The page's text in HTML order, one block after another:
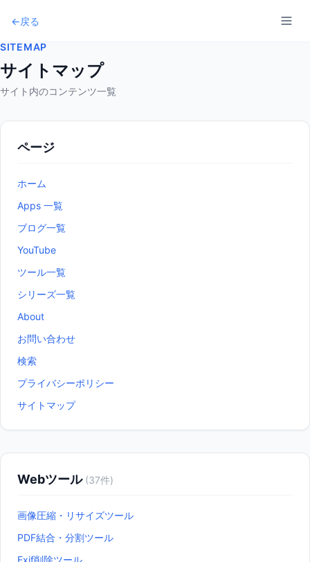
←戻る
SITEMAP
サイトマップ
サイト内のコンテンツ一覧
ページ
ホーム
Apps 一覧
ブログ一覧
YouTube
ツール一覧
シリーズ一覧
About
お問い合わせ
検索
プライバシーポリシー
サイトマップ
Webツール (37件)
画像圧縮・リサイズツール
PDF結合・分割ツール
Exif削除ツール